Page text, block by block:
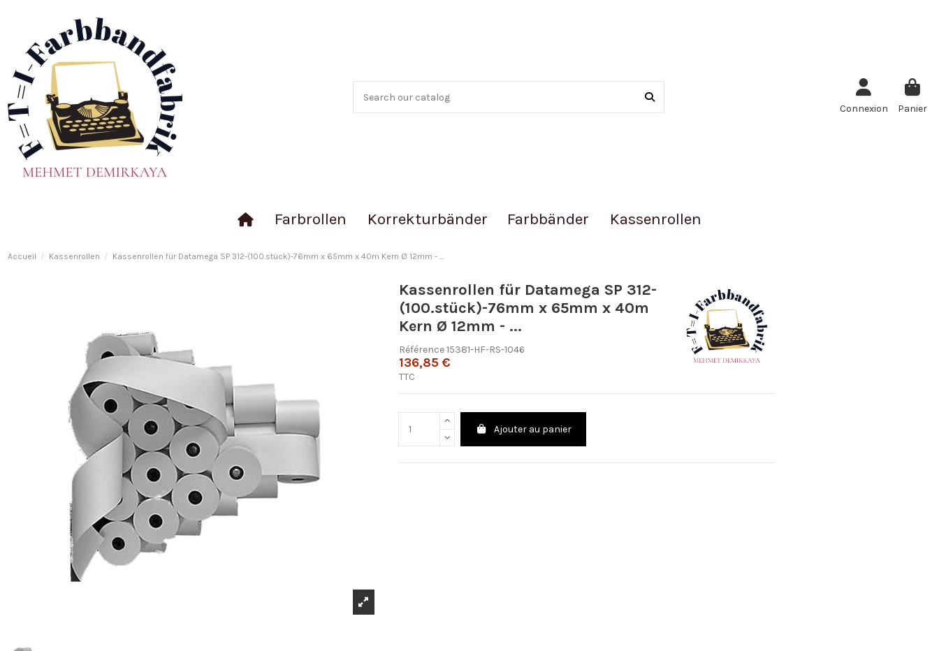
Connexion Panier
Farbrollen Korrekturbänder Farbbänder Kassenrollen
Accueil Kassenrollen Kassenrollen für Datamega SP 312-(100.stück)-76mm x 65mm x 40m Kern Ø 12mm - ...
Kassenrollen für Datamega SP 312-
(100.stück)-76mm x 65mm x 40m
Kern Ø 12mm - ...
Référence 15381-HF-RS-1046
136,85 €
TTC
Ajouter au panier